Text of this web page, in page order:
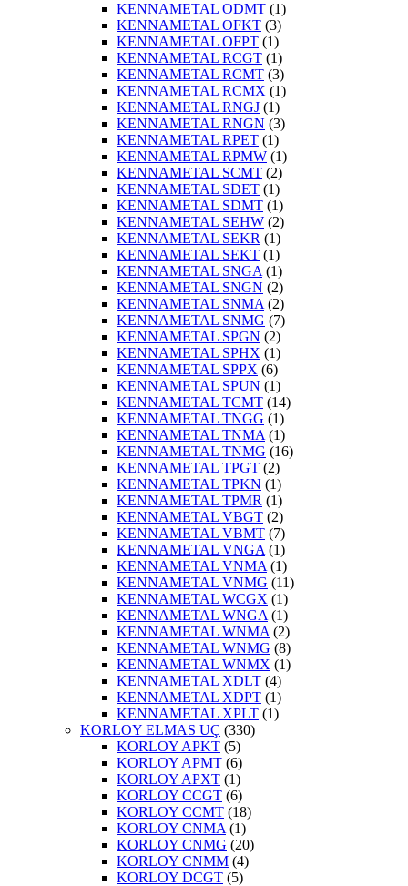
KENNAMETAL ODMT (1)
KENNAMETAL OFKT (3)
KENNAMETAL OFPT (1)
KENNAMETAL RCGT (1)
KENNAMETAL RCMT (3)
KENNAMETAL RCMX (1)
KENNAMETAL RNGJ (1)
KENNAMETAL RNGN (3)
KENNAMETAL RPET (1)
KENNAMETAL RPMW (1)
KENNAMETAL SCMT (2)
KENNAMETAL SDET (1)
KENNAMETAL SDMT (1)
KENNAMETAL SEHW (2)
KENNAMETAL SEKR (1)
KENNAMETAL SEKT (1)
KENNAMETAL SNGA (1)
KENNAMETAL SNGN (2)
KENNAMETAL SNMA (2)
KENNAMETAL SNMG (7)
KENNAMETAL SPGN (2)
KENNAMETAL SPHX (1)
KENNAMETAL SPPX (6)
KENNAMETAL SPUN (1)
KENNAMETAL TCMT (14)
KENNAMETAL TNGG (1)
KENNAMETAL TNMA (1)
KENNAMETAL TNMG (16)
KENNAMETAL TPGT (2)
KENNAMETAL TPKN (1)
KENNAMETAL TPMR (1)
KENNAMETAL VBGT (2)
KENNAMETAL VBMT (7)
KENNAMETAL VNGA (1)
KENNAMETAL VNMA (1)
KENNAMETAL VNMG (11)
KENNAMETAL WCGX (1)
KENNAMETAL WNGA (1)
KENNAMETAL WNMA (2)
KENNAMETAL WNMG (8)
KENNAMETAL WNMX (1)
KENNAMETAL XDLT (4)
KENNAMETAL XDPT (1)
KENNAMETAL XPLT (1)
KORLOY ELMAS UÇ (330)
KORLOY APKT (5)
KORLOY APMT (6)
KORLOY APXT (1)
KORLOY CCGT (6)
KORLOY CCMT (18)
KORLOY CNMA (1)
KORLOY CNMG (20)
KORLOY CNMM (4)
KORLOY DCGT (5)